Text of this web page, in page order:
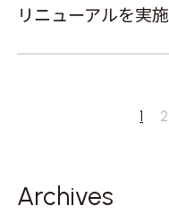
リニューアルを実施
ペー
1 2
Archives